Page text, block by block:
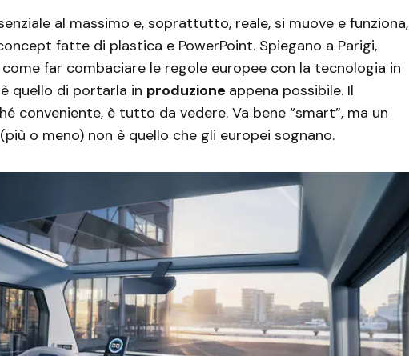
al massimo e, soprattutto, reale, si muove e funziona,
fatte di plastica e PowerPoint. Spiegano a Parigi,
far combaciare le regole europee con la tecnologia in
quello di portarla in produzione appena possibile. Il
conveniente, è tutto da vedere. Va bene “smart”, ma un
o meno) non è quello che gli europei sognano.